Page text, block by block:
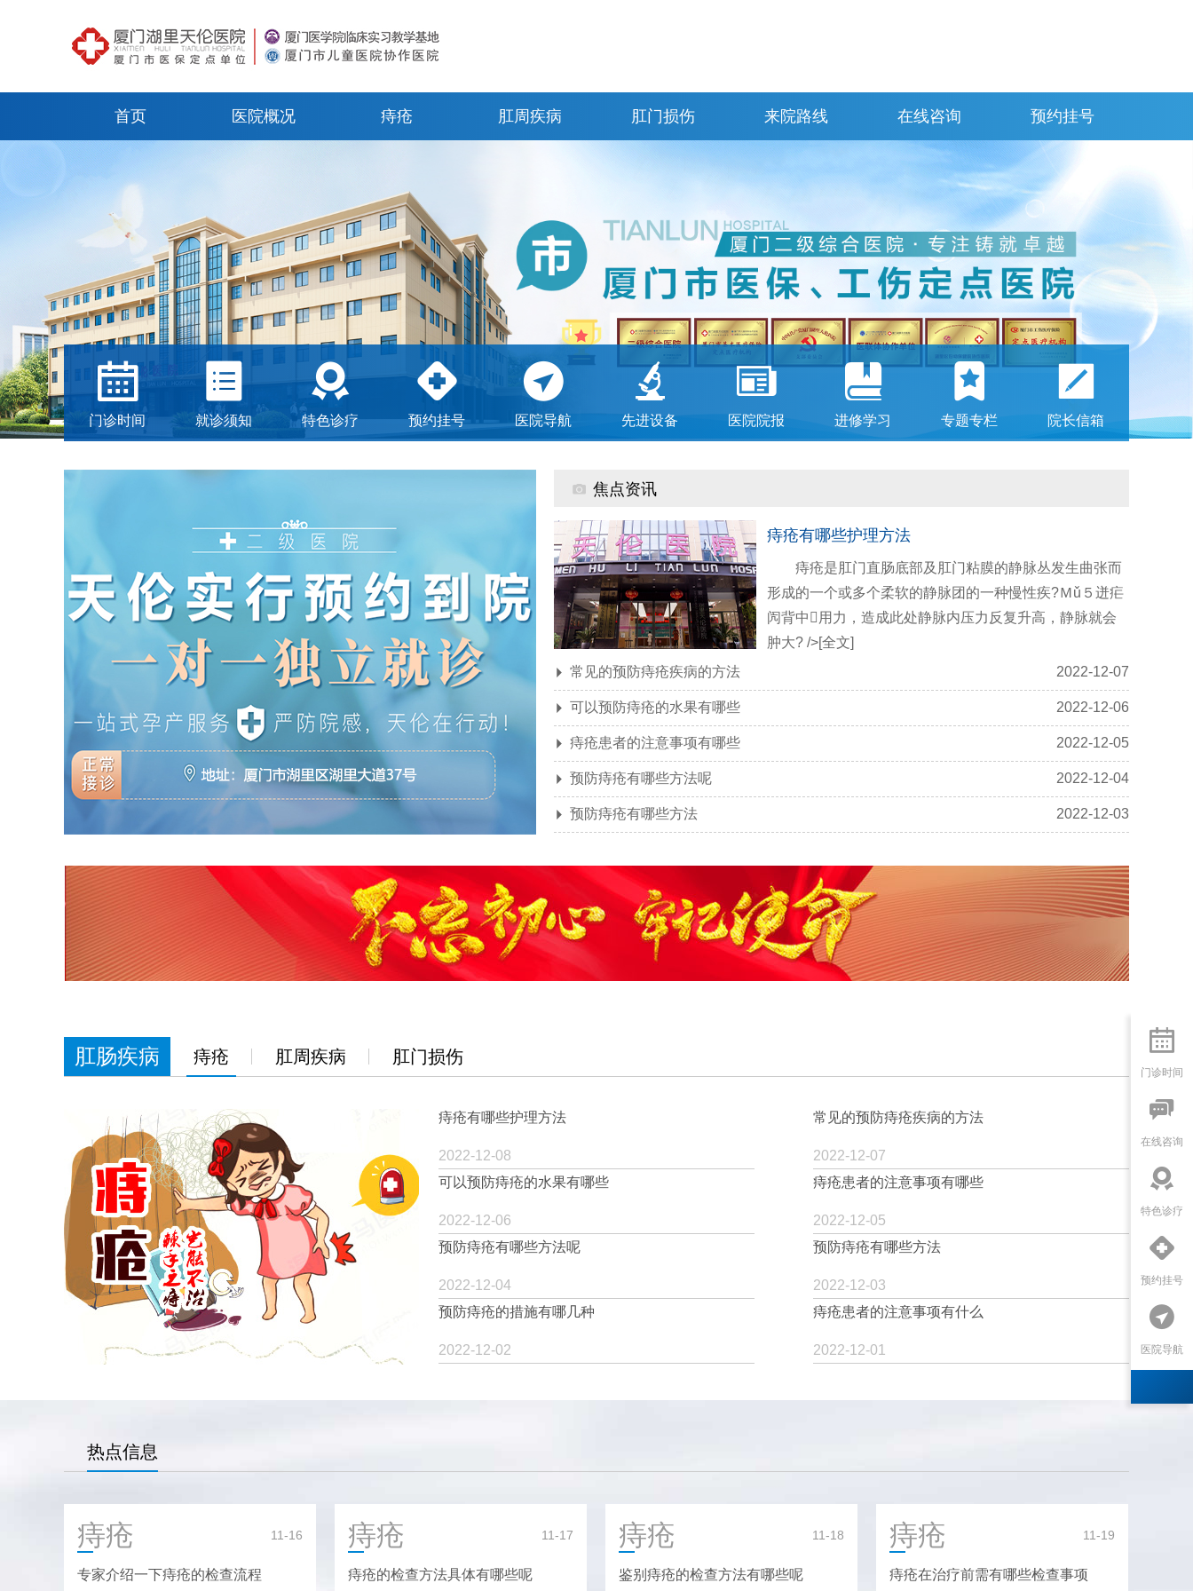
首页 医院概况 痔疮 肛周疾病 肛门损伤 来院路线 在线咨询 预约挂号

门诊时间

就诊须知

特色诊疗

预约挂号

医院导航

先进设备

医院院报

进修学习

专题专栏

院长信箱
 焦点资讯
痔疮有哪些护理方法
痔疮是肛门直肠底部及肛门粘膜的静脉丛发生曲张而
形成的一个或多个柔软的静脉团的一种慢性疾?Ｍǔ５迸疟
闶背中用力，造成此处静脉内压力反复升高，静脉就会
肿大? />[全文]
 常见的预防痔疮疾病的方法 2022-12-07
 可以预防痔疮的水果有哪些 2022-12-06
 痔疮患者的注意事项有哪些 2022-12-05
 预防痔疮有哪些方法呢 2022-12-04
 预防痔疮有哪些方法 2022-12-03
肛肠疾病 痔疮 肛周疾病 肛门损伤
痔疮有哪些护理方法
2022-12-08
常见的预防痔疮疾病的方法
2022-12-07
可以预防痔疮的水果有哪些
2022-12-06
痔疮患者的注意事项有哪些
2022-12-05
预防痔疮有哪些方法呢
2022-12-04
预防痔疮有哪些方法
2022-12-03
预防痔疮的措施有哪几种
2022-12-02
痔疮患者的注意事项有什么
2022-12-01
热点信息
痔疮 11-16
专家介绍一下痔疮的检查流程
痔疮 11-17
痔疮的检查方法具体有哪些呢
痔疮 11-18
鉴别痔疮的检查方法有哪些呢
痔疮 11-19
痔疮在治疗前需有哪些检查事项

门诊时间

在线咨询

特色诊疗

预约挂号

医院导航